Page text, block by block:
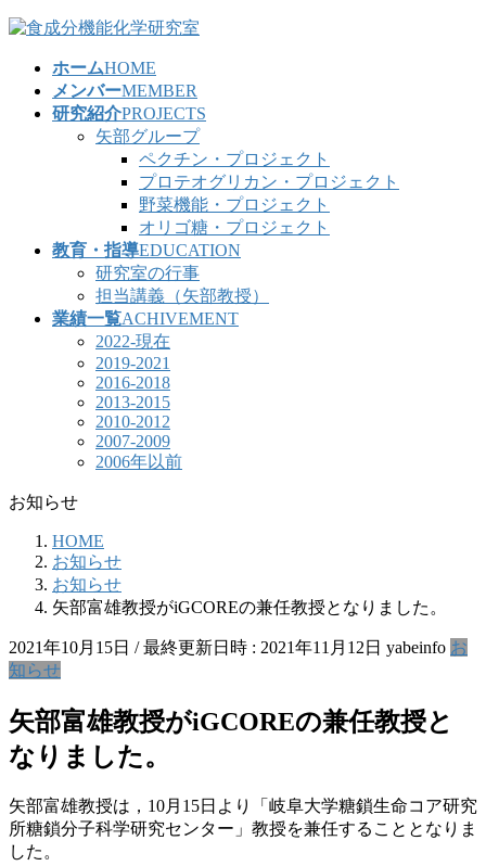
コ
ナ
ホームHOME
メンバーMEMBER
研究紹介PROJECTS
矢部グループ
ペクチン・プロジェクト
プロテオグリカン・プロジェクト
野菜機能・プロジェクト
オリゴ糖・プロジェクト
教育・指導EDUCATION
研究室の行事
担当講義（矢部教授）
業績一覧ACHIVEMENT
2022-現在
2019-2021
2016-2018
2013-2015
2010-2012
2007-2009
2006年以前
お知らせ
HOME
お知らせ
お知らせ
矢部富雄教授がiGCOREの兼任教授となりました。
2021年10月15日 / 最終更新日時 : 2021年11月12日 yabeinfo お
知らせ
矢部富雄教授がiGCOREの兼任教授と
なりました。
矢部富雄教授は，10月15日より「岐阜大学糖鎖生命コア研究
所糖鎖分子科学研究センター」教授を兼任することとなりま
した。